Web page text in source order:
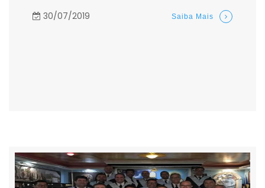
30/07/2019 Saiba Mais